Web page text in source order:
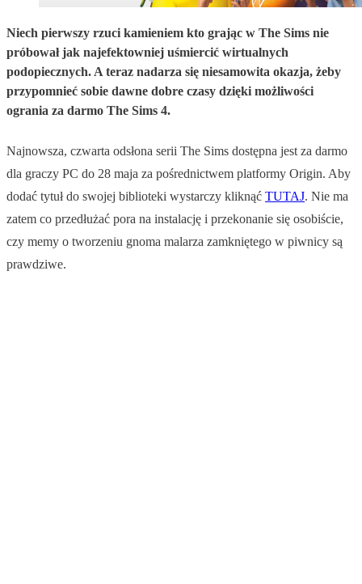
Niech pierwszy rzuci kamieniem kto grając w The Sims nie
próbował jak najefektowniej uśmiercić wirtualnych
podopiecznych. A teraz nadarza się niesamowita okazja, żeby
przypomnieć sobie dawne dobre czasy dzięki możliwości
ogrania za darmo The Sims 4.
Najnowsza, czwarta odsłona serii The Sims dostępna jest za darmo
dla graczy PC do 28 maja za pośrednictwem platformy Origin. Aby
dodać tytuł do swojej biblioteki wystarczy kliknąć TUTAJ. Nie ma
zatem co przedłużać pora na instalację i przekonanie się osobiście,
czy memy o tworzeniu gnoma malarza zamkniętego w piwnicy są
prawdziwe.